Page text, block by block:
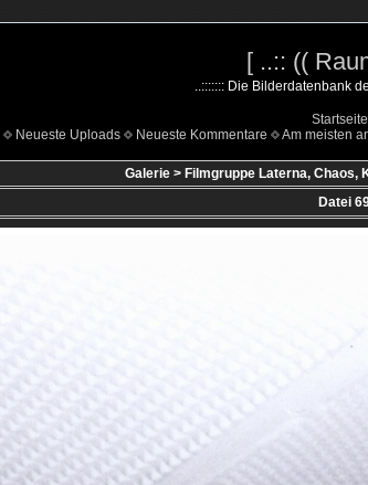
[ ..:: ((
..::::::: Die Bilderdatenbank
Startseite
Neueste Uploads Neueste Kommentare Am meisten
Galerie> Filmgruppe Laterna, Chaos,
Datei